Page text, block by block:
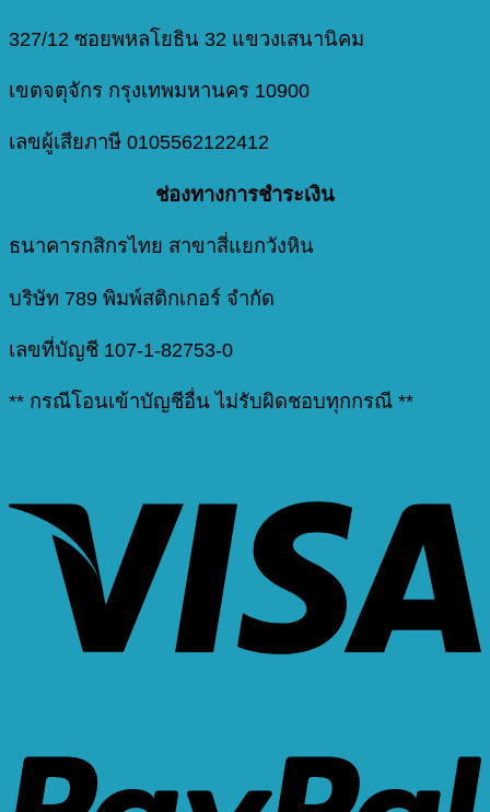
327/12 ซอยพหลโยธิน 32 แขวงเสนานิคม
เขตจตุจักร กรุงเทพมหานคร 10900
เลขผู้เสียภาษี 0105562122412
ช่องทางการชำระเงิน
ธนาคารกสิกรไทย สาขาสี่แยกวังหิน
บริษัท 789 พิมพ์สติกเกอร์ จำกัด
เลขที่บัญชี 107-1-82753-0
** กรณีโอนเข้าบัญชีอื่น ไม่รับผิดชอบทุกกรณี **